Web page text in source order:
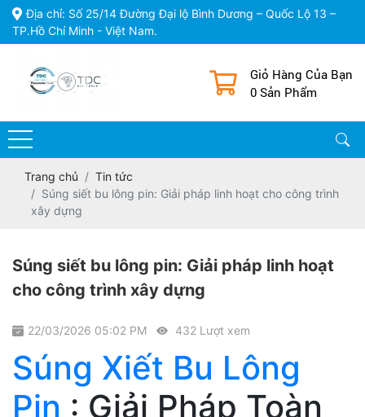
Địa chỉ: Số 25/14 Đường Đại lộ Bình Dương – Quốc Lộ 13 –
TP.Hồ Chí Minh - Việt Nam.
Giỏ Hàng Của Bạn
0 Sản Phẩm
Trang chủ
Tin tức
Súng siết bu lông pin: Giải pháp linh hoạt cho công trình
xây dựng
Súng siết bu lông pin: Giải pháp linh hoạt
cho công trình xây dựng
22/03/2026 05:02 PM 432 Lượt xem
Súng Xiết Bu Lông
Pin : Giải Pháp Toàn